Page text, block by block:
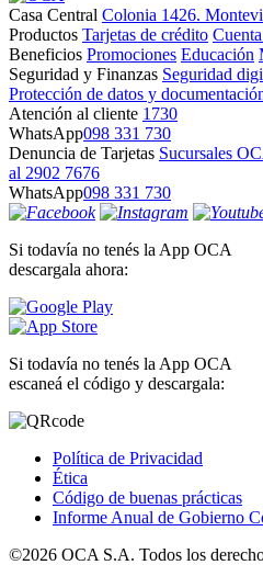
Casa Central Colonia 1426.
Productos Tarjetas de crédito
Beneficios Promociones Educación
Seguridad y Finanzas Seguridad
Protección de datos y
Atención al cliente 1730
WhatsApp098 331 730
Denuncia de Tarjetas Sucursales
al 2902 7676
WhatsApp098 331 730
Si todavía no tenés la App OCA
descargala ahora:
Si todavía no tenés la App OCA
escaneá el código y descargala:
Política de Privacidad
Ética
Código de buenas prácticas
Informe Anual de Gobierno
©2026 OCA S.A. Todos los